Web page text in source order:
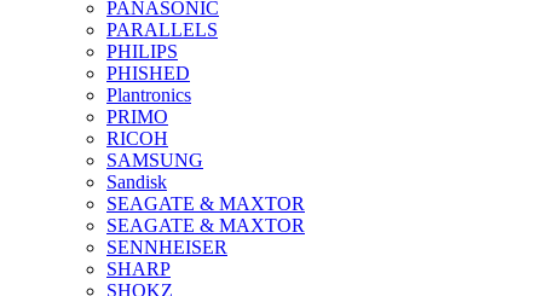
PANASONIC
PARALLELS
PHILIPS
PHISHED
Plantronics
PRIMO
RICOH
SAMSUNG
Sandisk
SEAGATE & MAXTOR
SEAGATE & MAXTOR
SENNHEISER
SHARP
SHOKZ